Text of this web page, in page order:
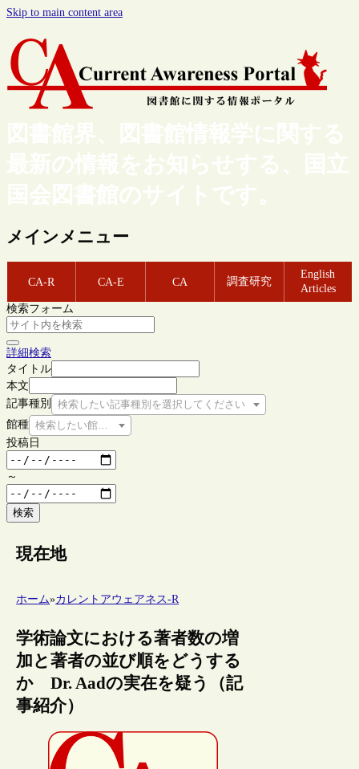
Skip to main content area
図書館界、図書館情報学に関する
最新の情報をお知らせする、国立
国会図書館のサイトです。
メインメニュー
CA-R CA-E CA 調査研究
English
Articles
検索フォーム
詳細検索
タイトル
本文
記事種別
検索したい記事種別を選択してください
館種 検索したい館種を選択してください
投稿日
～
検索
現在地
ホーム»カレントアウェアネス-R
学術論文における著者数の増
加と著者の並び順をどうする
か Dr. Aadの実在を疑う（記
事紹介）